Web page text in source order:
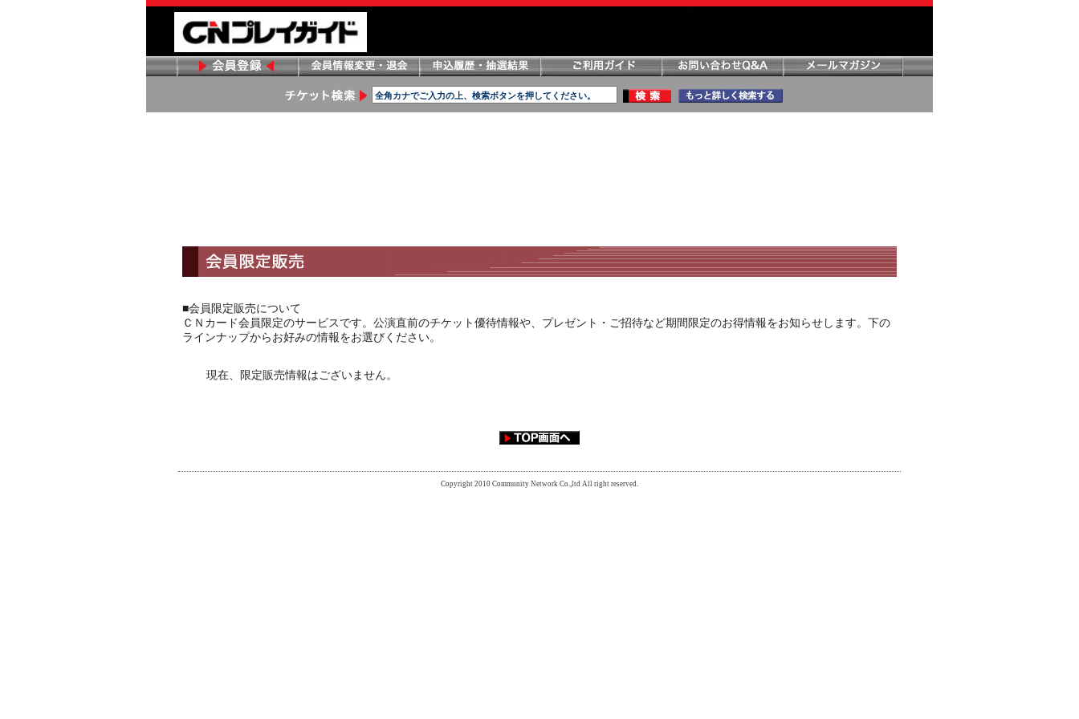
■会員限定販売について
ＣＮカード会員限定のサービスです。公演直前のチケット優待情報や、プレゼント・ご招待など期間限定のお得情報をお知らせします。下の
ラインナップからお好みの情報をお選びください。
現在、限定販売情報はございません。
Copyright 2010 Community Network Co.,ltd All right reserved.